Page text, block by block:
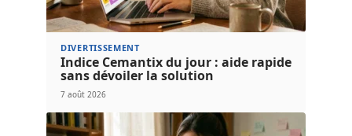
DIVERTISSEMENT
Indice Cemantix du jour : aide rapide
sans dévoiler la solution
7 août 2026